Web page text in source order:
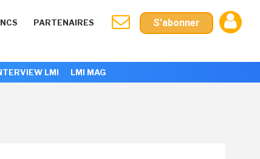
PARTENAIRES S'abonner
LMI LMI MAG